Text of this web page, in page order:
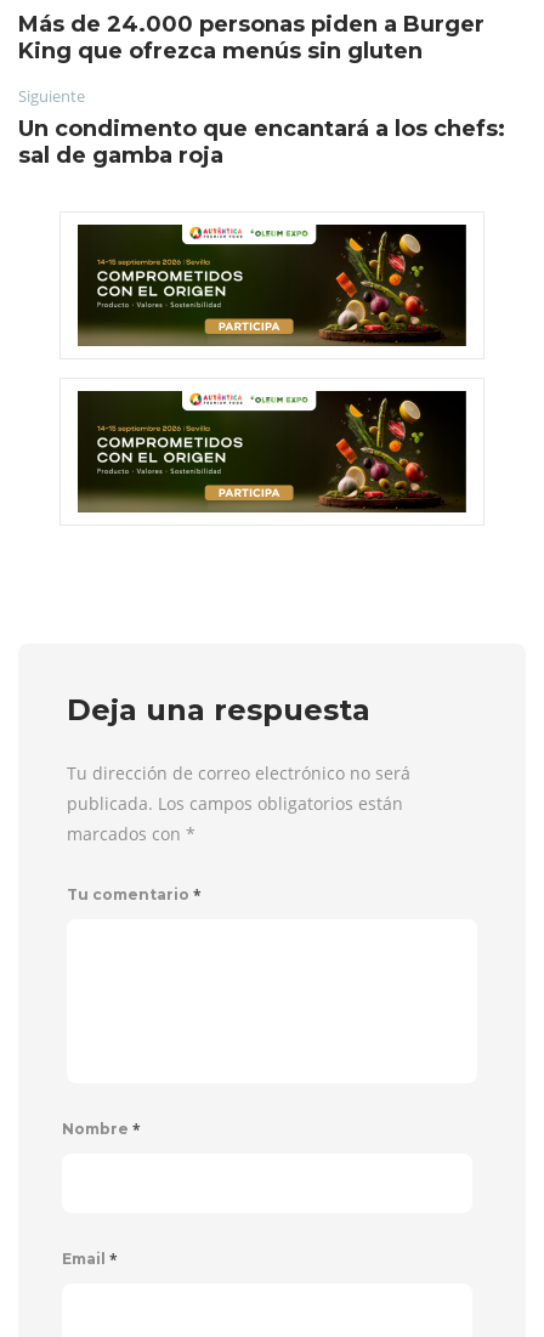
Más de 24.000 personas piden a Burger
King que ofrezca menús sin gluten
Siguiente
Un condimento que encantará a los chefs:
sal de gamba roja
Deja una respuesta
Tu dirección de correo electrónico no será
publicada. Los campos obligatorios están
marcados con *
Tu comentario *
Nombre *
Email *